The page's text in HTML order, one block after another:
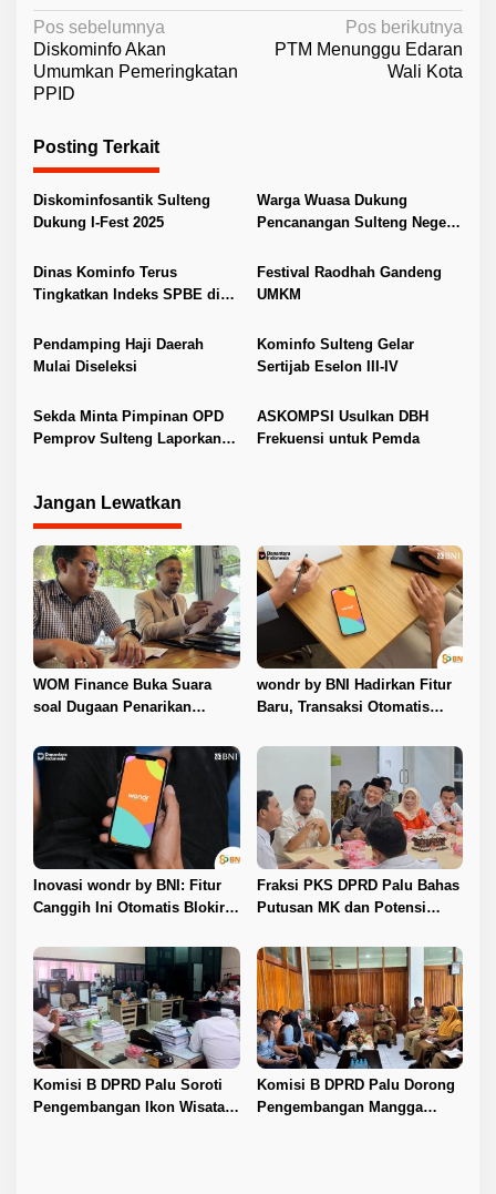
N
a
v
g
a
s
p
s
Pos sebelumnya
Diskominfo Akan
Umumkan Pemeringkatan
PPID
Pos berikutnya
PTM Menunggu Edaran
Wali Kota
Posting Terkait
Diskominfosantik Sulteng
Dukung I-Fest 2025
Warga Wuasa Dukung
Pencanangan Sulteng Negeri
Dinas Kominfo Terus
Tingkatkan Indeks SPBE di
Festival Raodhah Gandeng
UMKM
Pendamping Haji Daerah
Mulai Diseleksi
Kominfo Sulteng Gelar
Sertijab Eselon III-IV
Sekda Minta Pimpinan OPD
Pemprov Sulteng Laporkan
ASKOMPSI Usulkan DBH
Frekuensi untuk Pemda
Jangan Lewatkan
WOM Finance Buka Suara
soal Dugaan Penarikan
Proses Sesuai Ketentuan
Hukum
wondr by BNI Hadirkan Fitur
Baru, Transaksi Otomatis
Telepon
Inovasi wondr by BNI: Fitur
Canggih Ini Otomatis Blokir
Telepon
Fraksi PKS DPRD Palu Bahas
Putusan MK dan Potensi
dengan KPU
Komisi B DPRD Palu Soroti
Pengembangan Ikon Wisata
Komisi B DPRD Palu Dorong
Pengembangan Mangga